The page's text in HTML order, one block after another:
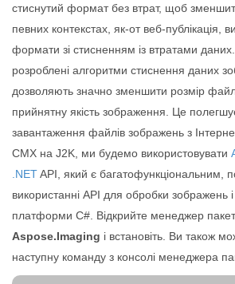
стиснутий формат без втрат, щоб
певних контекстах, як-от веб-публікація,
формати зі стисненням із втратами
розроблені алгоритми стиснення даних
дозволяють значно зменшити розмір
прийнятну якість зображення. Це
завантаження файлів зображень з
CMX на J2K, ми будемо використовувати
.NETAPI, який є багатофункціональним,
використанні API для обробки зображень
платформи C#. Відкрийте менеджер
Aspose.Imaging і встановіть. Ви також
наступну команду з консолі менеджера